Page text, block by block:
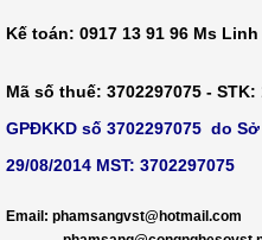
Kế toán: 0917 13 91 96 Ms Linh
Mã số thuế: 3702297075 - STK:
GPĐKKD số 3702297075 do
29/08/2014 MST: 3702297075
Email: phamsangvst@hotmail.com